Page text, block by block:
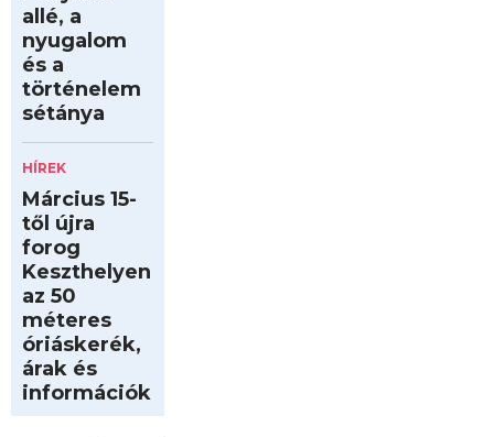
allé, a
nyugalom
és a
történelem
sétánya
HÍREK
Március 15-
től újra
forog
Keszthelyen
az 50
méteres
óriáskerék,
árak és
információk